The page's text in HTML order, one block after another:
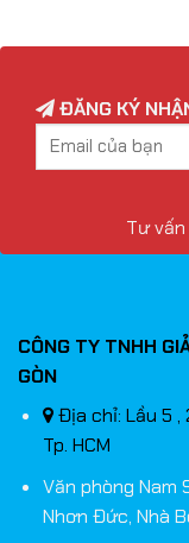
ĐĂNG KÝ
Tư
CÔNG TY TNHH
GÒN
Địa chỉ: Lầu 5 ,
Tp. HCM
Văn phòng Nam
Nhơn Đức, Nhà